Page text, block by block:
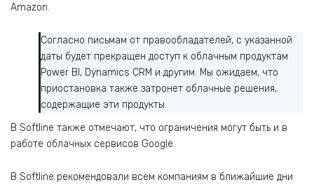
Amazon.
Согласно письмам от правообладателей, с указанной
даты будет прекращен доступ к облачным продуктам
Power BI, Dynamics CRM и другим. Мы ожидаем, что
приостановка также затронет облачные решения,
содержащие эти продукты.
В Softline также отмечают, что ограничения могут быть и в
работе облачных сервисов Google.
В Softline рекомендовали всем компаниям в ближайшие дни